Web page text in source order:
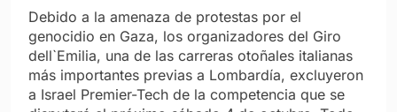
Debido a la amenaza de protestas por el
genocidio en Gaza, los organizadores del Giro
dell`Emilia, una de las carreras otoñales italianas
más importantes previas a Lombardía, excluyeron
a Israel Premier-Tech de la competencia que se